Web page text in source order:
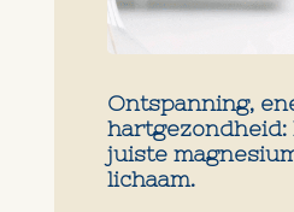
Ontspanning,
hartgezondheid:
juiste
lichaam.